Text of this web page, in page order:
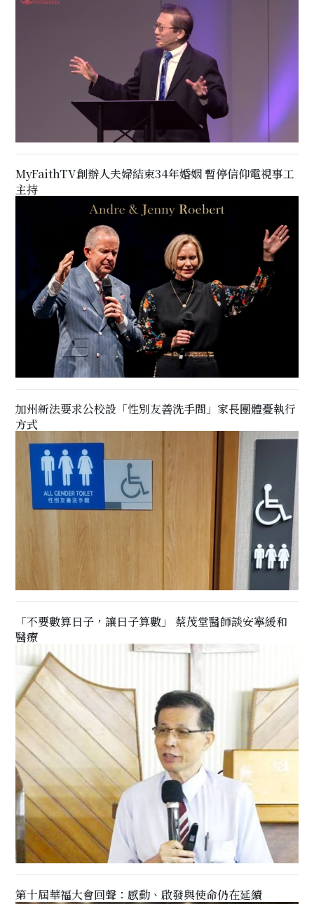
MyFaithTV創辦人夫婦結束34年婚姻 暫停信仰電視事工
主持
加州新法要求公校設「性別友善洗手間」家長團體憂執行
方式
「不要數算日子，讓日子算數」 蔡茂堂醫師談安寧緩和
醫療
第十屆華福大會回聲：感動、啟發與使命仍在延續